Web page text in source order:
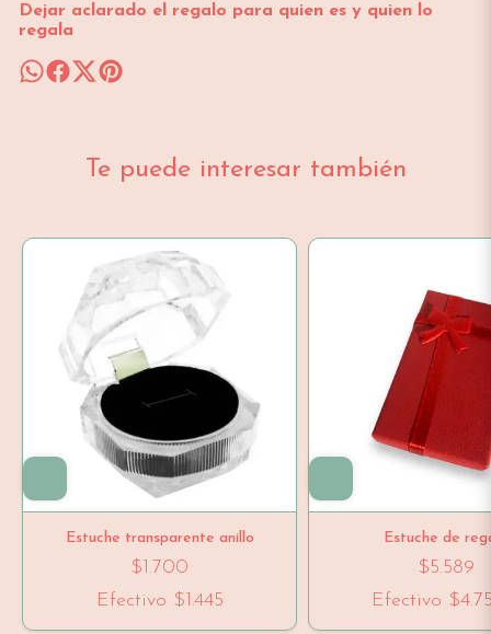
Dejar aclarado el regalo para quien es y quien lo
regala
Te puede interesar también
Estuche transparente anillo
$1.700
Efectivo $1.445
Estuche de
$5.589
Efectivo